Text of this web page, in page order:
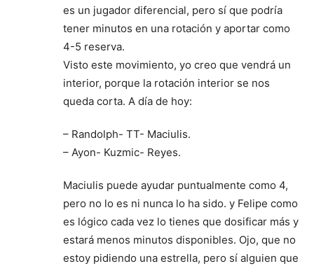
es un jugador diferencial, pero sí que podría
tener minutos en una rotación y aportar como
4-5 reserva.
Visto este movimiento, yo creo que vendrá un
interior, porque la rotación interior se nos
queda corta. A día de hoy:
– Randolph- TT- Maciulis.
– Ayon- Kuzmic- Reyes.
Maciulis puede ayudar puntualmente como 4,
pero no lo es ni nunca lo ha sido. y Felipe como
es lógico cada vez lo tienes que dosificar más y
estará menos minutos disponibles. Ojo, que no
estoy pidiendo una estrella, pero sí alguien que